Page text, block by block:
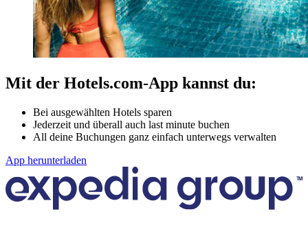
Mit der Hotels.com-App kannst du:
Bei ausgewählten Hotels sparen
Jederzeit und überall auch last minute buchen
All deine Buchungen ganz einfach unterwegs verwalten
App herunterladen